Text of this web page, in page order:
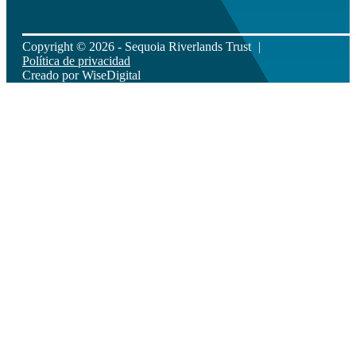
Copyright © 2026 - Sequoia Riverlands Trust
Política de privacidad
Creado porWiseDigital